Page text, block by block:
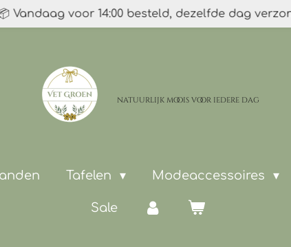
Vandaag voor 14:00 besteld, dezelfde dag
natuurlijk moois voor iedere dag
Tafelen Modeaccessoires
Sale